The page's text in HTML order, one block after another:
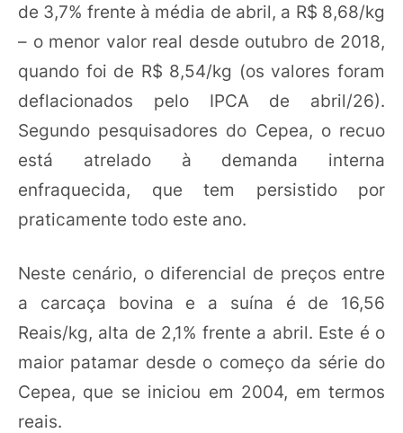
de 3,7% frente à média de abril, a R$ 8,68/kg
– o menor valor real desde outubro de 2018,
quando foi de R$ 8,54/kg (os valores foram
deflacionados pelo IPCA de abril/26).
Segundo pesquisadores do Cepea, o recuo
está atrelado à demanda interna
enfraquecida, que tem persistido por
praticamente todo este ano.
Neste cenário, o diferencial de preços entre
a carcaça bovina e a suína é de 16,56
Reais/kg, alta de 2,1% frente a abril. Este é o
maior patamar desde o começo da série do
Cepea, que se iniciou em 2004, em termos
reais.